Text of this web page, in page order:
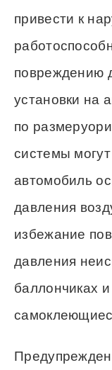
привести к
повреждению
установки на
по
системы
автомобиль
давления
избежание
давления
баллончиках